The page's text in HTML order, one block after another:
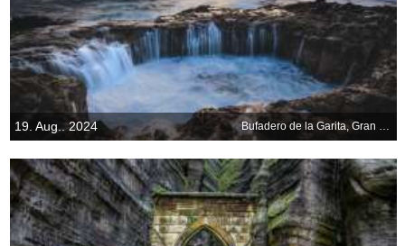
19. Aug.. 2024 Bufadero de la Garita, Gran Canaria, Spanien